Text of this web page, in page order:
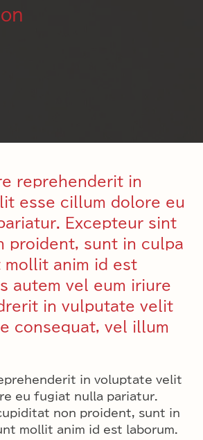
reprehenderit in
esse cillum dolore eu
Excepteur sint
proident, sunt in culpa
mollit anim id est
autem vel eum iriure
in vulputate velit
consequat, vel illum
in voluptate velit
eu fugiat nulla pariatur.
non proident, sunt in
mollit anim id est laborum.